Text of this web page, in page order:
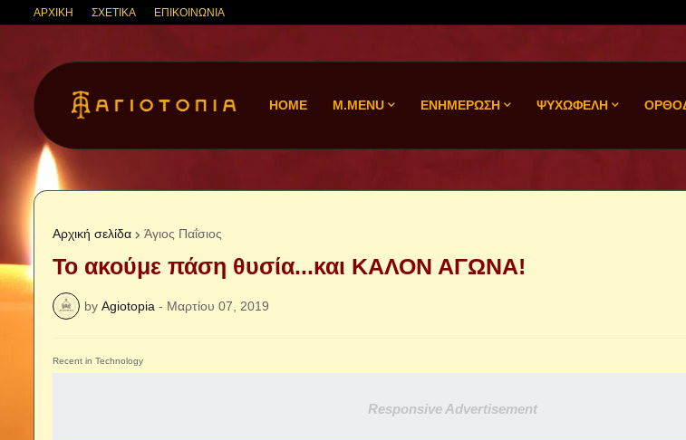
ΑΡΧΙΚΗ ΣΧΕΤΙΚΑ ΕΠΙΚΟΙΝΩΝΙΑ
HOME M.MENU ΕΝΗΜΕΡΩΣΗ ΨΥΧΩΦΕΛΗ
Αρχική σελίδα Άγιος Παΐσιος
Το ακούμε πάση θυσία...και ΚΑΛΟΝ ΑΓΩΝΑ!
by Agiotopia - Μαρτίου 07, 2019
Recent in Technology
Responsive Advertisement